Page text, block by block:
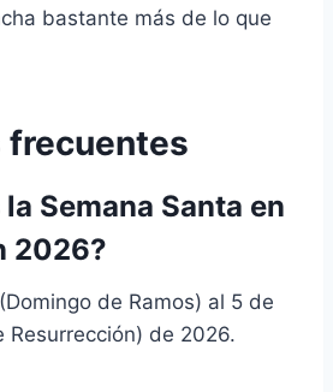
bastante más de lo que
frecuentes
Semana Santa en
2026?
de Ramos) al 5 de
Resurrección) de 2026.